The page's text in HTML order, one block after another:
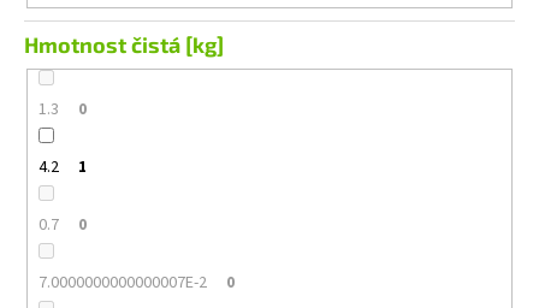
Hmotnost čistá [kg]
1.3 0
4.2 1
0.7 0
7.0000000000000007E-2 0